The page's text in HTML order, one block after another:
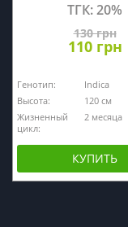
ТГК: 20%
130 грн
110 грн
Генотип:
Indica
Высота:
120 см
Жизненный
цикл:
2 месяца
КУПИТЬ